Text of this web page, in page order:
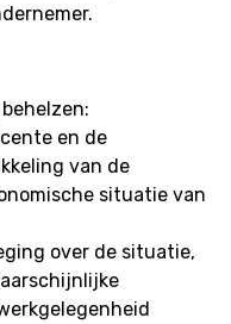
en de
van de
situatie van
over de situatie,